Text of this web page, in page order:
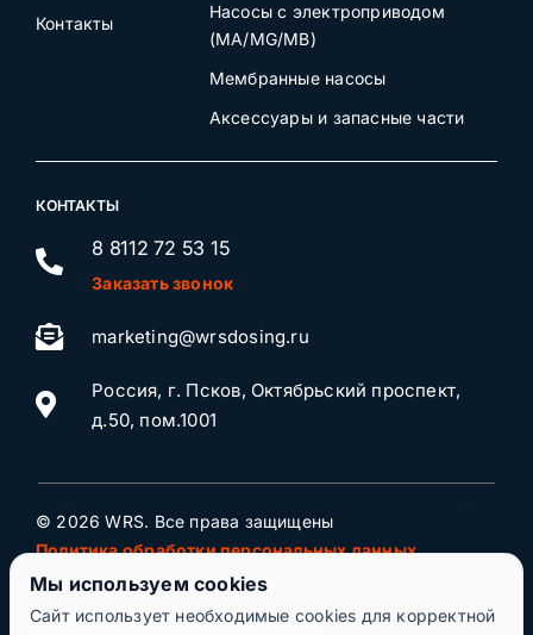
Контакты
Насосы с электроприводом
(MA/MG/MB)
Мембранные насосы
Аксессуары и запасные части
КОНТАКТЫ
8 8112 72 53 15
Заказать звонок
marketing@wrsdosing.ru
Россия, г. Псков, Октябрьский проспект,
д.50, пом.1001
© 2026 WRS. Все права защищены
Политика обработки персональных данных
Будьте в курсе новостей и акций
Мы используем cookies
Сайт использует необходимые cookies для корректной